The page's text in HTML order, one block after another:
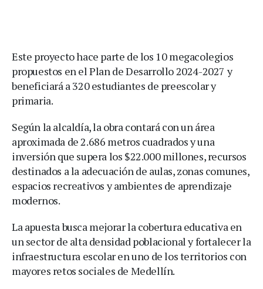
Este proyecto hace parte de los 10 megacolegios
propuestos en el Plan de Desarrollo 2024-2027 y
beneficiará a 320 estudiantes de preescolar y
primaria.
Según la alcaldía, la obra contará con un área
aproximada de 2.686 metros cuadrados y una
inversión que supera los $22.000 millones, recursos
destinados a la adecuación de aulas, zonas comunes,
espacios recreativos y ambientes de aprendizaje
modernos.
La apuesta busca mejorar la cobertura educativa en
un sector de alta densidad poblacional y fortalecer la
infraestructura escolar en uno de los territorios con
mayores retos sociales de Medellín.